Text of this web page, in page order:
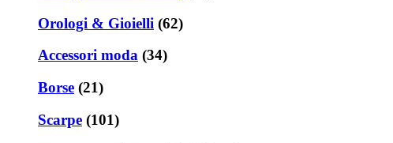
Orologi & Gioielli (62)
Accessori moda (34)
Borse (21)
Scarpe (101)